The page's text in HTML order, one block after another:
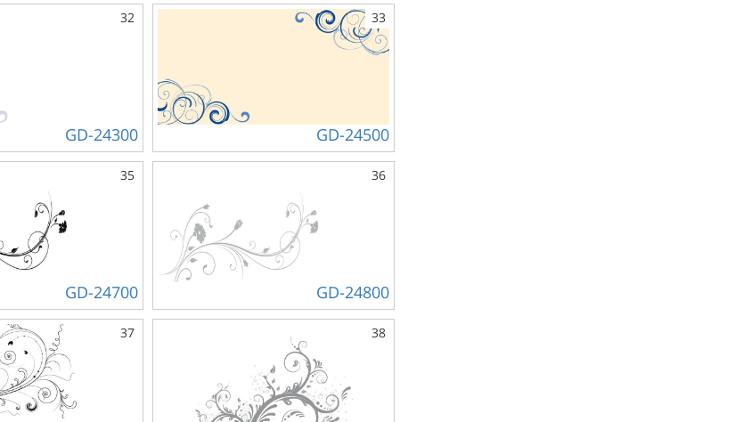
GD-24300
32
GD-24500
33
GD-24700
35
GD-24800
36
37 38